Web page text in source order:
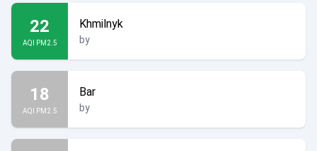
22
AQI PM2.5
Khmilnyk
by
18
AQI PM2.5
Bar
by